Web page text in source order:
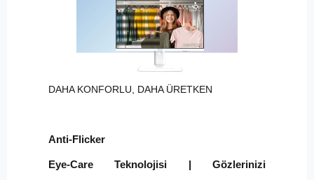
DAHA KONFORLU, DAHA ÜRETKEN
Anti-Flicker
Eye-Care Teknolojisi | Gözlerinizi